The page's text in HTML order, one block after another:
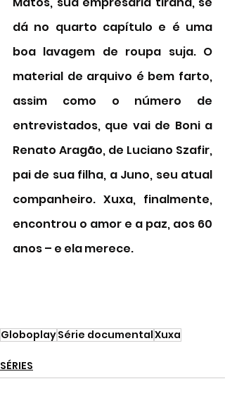
dá no quarto capítulo e é uma
boa lavagem de roupa suja. O
material de arquivo é bem farto,
assim como o número de
entrevistados, que vai de Boni a
Renato Aragão, de Luciano Szafir,
pai de sua filha, a Juno, seu atual
companheiro. Xuxa, finalmente,
encontrou o amor e a paz, aos 60
anos – e ela merece.
GloboplaySérie documentalXuxa
SÉRIES